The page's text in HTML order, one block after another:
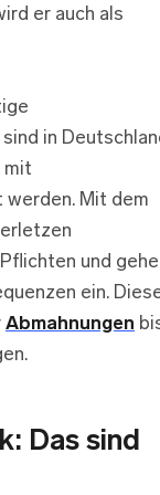
er auch als
in
mit
Mit dem
und
ein.
Abmahnungen
Das sind